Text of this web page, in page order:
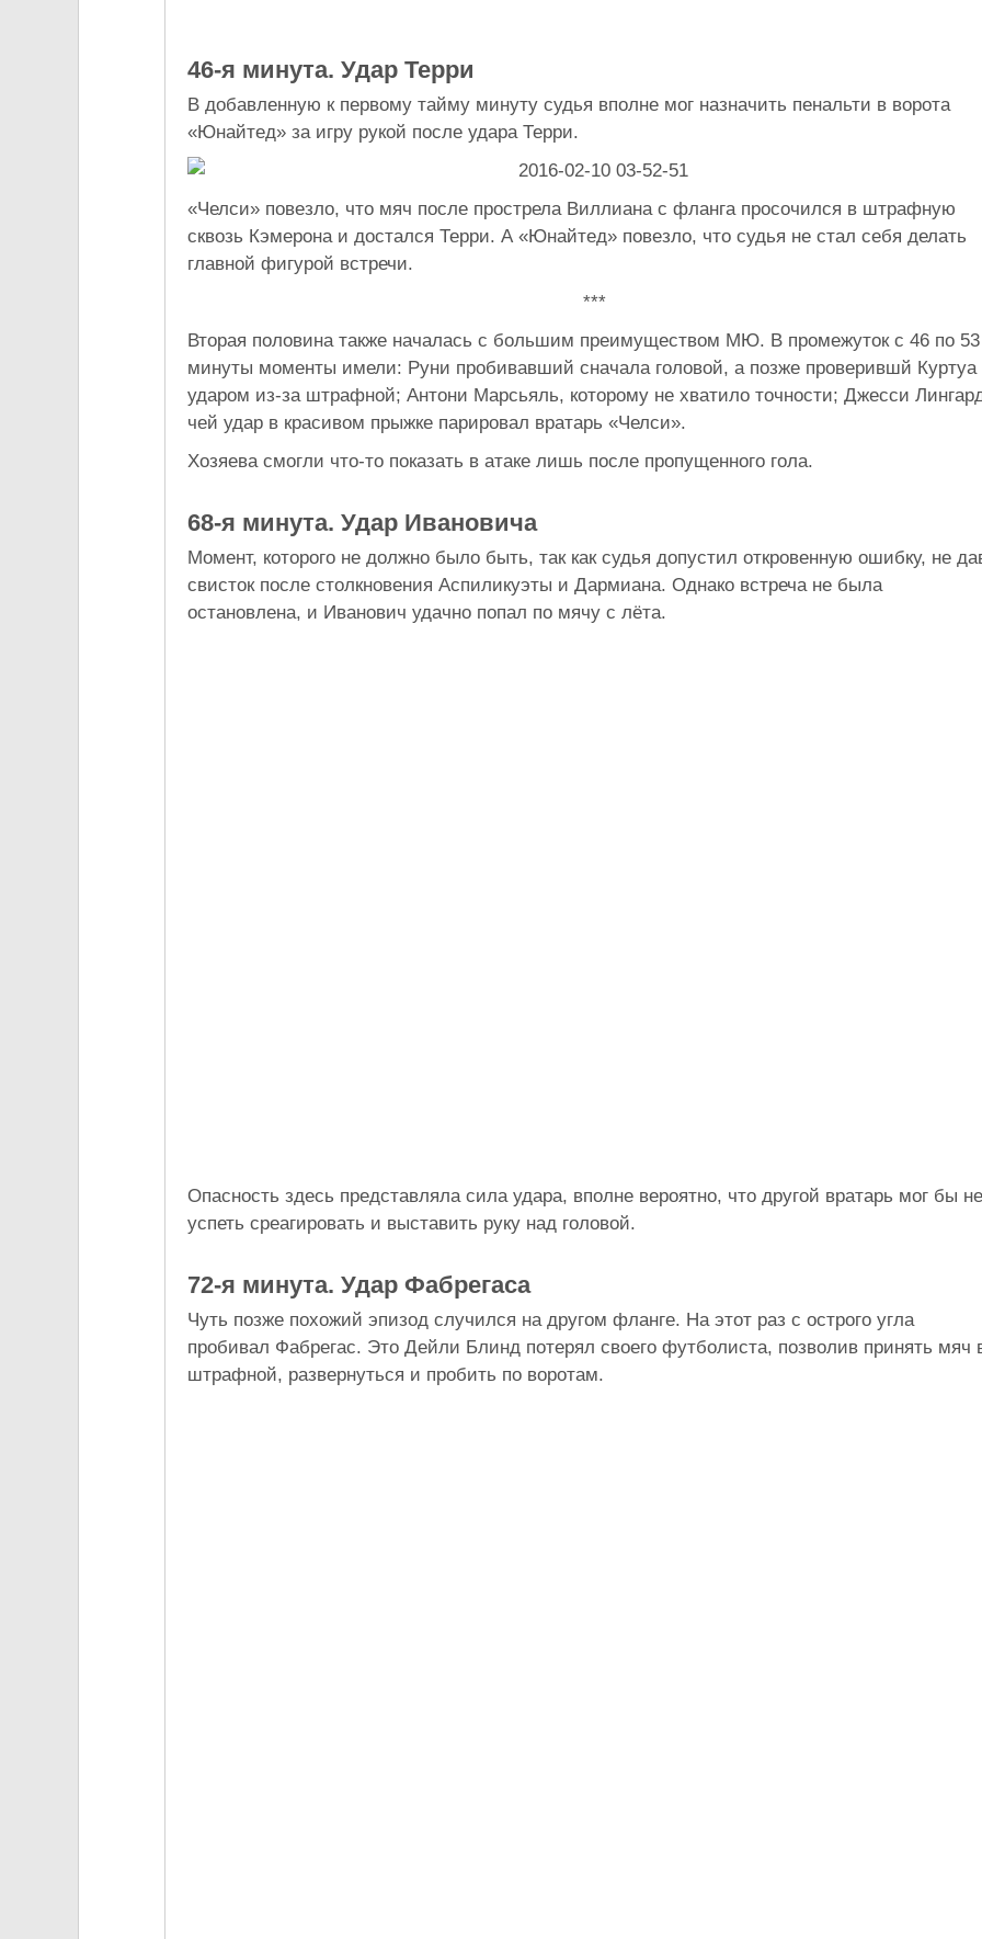
46-я минута. Удар Терри
В добавленную к первому тайму минуту судья вполне мог назначить пенальти в ворота
«Юнайтед» за игру рукой после удара Терри.
«Челси» повезло, что мяч после прострела Виллиана с фланга просочился в штрафную
сквозь Кэмерона и достался Терри. А «Юнайтед» повезло, что судья не стал себя делать
главной фигурой встречи.
***
Вторая половина также началась с большим преимуществом МЮ. В промежуток с 46 по 53
минуты моменты имели: Руни пробивавший сначала головой, а позже проверившй Куртуа
ударом из-за штрафной; Антони Марсьяль, которому не хватило точности; Джесси
чей удар в красивом прыжке парировал вратарь «Челси».
Хозяева смогли что-то показать в атаке лишь после пропущенного гола.
68-я минута. Удар Ивановича
Момент, которого не должно было быть, так как судья допустил откровенную ошибку, не
свисток после столкновения Аспиликуэты и Дармиана. Однако встреча не была
остановлена, и Иванович удачно попал по мячу с лёта.
Опасность здесь представляла сила удара, вполне вероятно, что другой вратарь мог бы не
успеть среагировать и выставить руку над головой.
72-я минута. Удар Фабрегаса
Чуть позже похожий эпизод случился на другом фланге. На этот раз с острого угла
пробивал Фабрегас. Это Дейли Блинд потерял своего футболиста, позволив принять мяч
штрафной, развернуться и пробить по воротам.